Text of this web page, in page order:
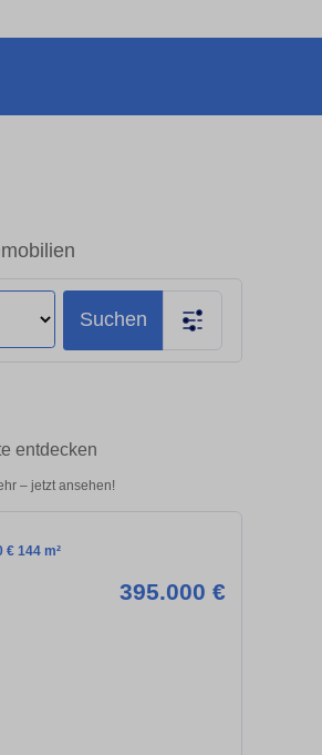
Suchen
entdecken
– jetzt ansehen!
€ 144 m²
395.000 €